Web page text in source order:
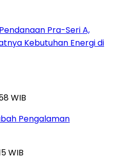
Pra-Seri A,
Kebutuhan Energi di
WIB
Pengalaman
WIB